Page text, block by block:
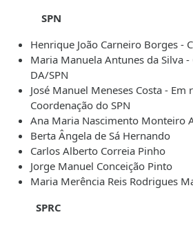
SPN
Henrique João Carneiro Borges -
Maria Manuela Antunes da Silva
DA/SPN
José Manuel Meneses Costa - Em
Coordenação do SPN
Ana Maria Nascimento Monteiro
Berta Ângela de Sá Hernando
Carlos Alberto Correia Pinho
Jorge Manuel Conceição Pinto
Maria Merência Reis Rodrigues
SPRC